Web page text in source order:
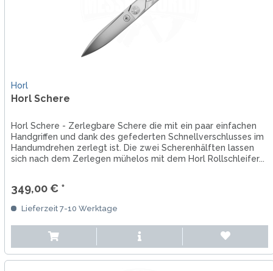
Horl
Horl Schere
Horl Schere - Zerlegbare Schere die mit ein paar einfachen
Handgriffen und dank des gefederten Schnellverschlusses im
Handumdrehen zerlegt ist. Die zwei Scherenhälften lassen
sich nach dem Zerlegen mühelos mit dem Horl Rollschleifer...
349,00 € *
Lieferzeit 7-10 Werktage